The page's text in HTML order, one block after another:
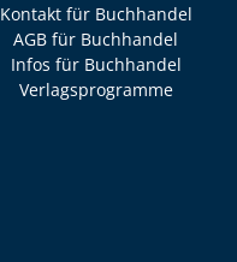
Kontakt für Buchhandel
AGB für Buchhandel
Infos für Buchhandel
Verlagsprogramme